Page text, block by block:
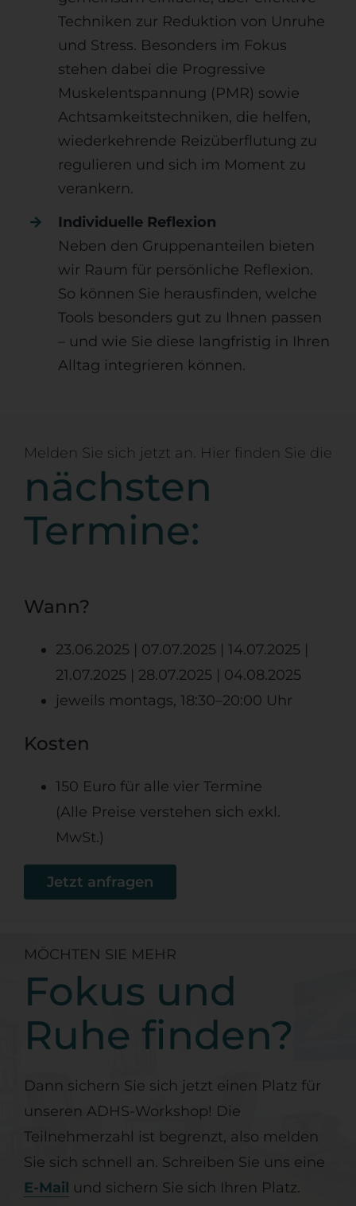
Techniken zur Reduktion von Unruhe
und Stress. Besonders im Fokus
stehen dabei die Progressive
Muskelentspannung (PMR) sowie
Achtsamkeitstechniken, die helfen,
wiederkehrende Reizüberflutung zu
regulieren und sich im Moment zu
verankern.
Individuelle Reflexion
Neben den Gruppenanteilen bieten
wir Raum für persönliche Reflexion.
So können Sie herausfinden, welche
Tools besonders gut zu Ihnen passen
– und wie Sie diese langfristig in Ihren
Alltag integrieren können.
Melden Sie sich jetzt an. Hier finden Sie die
nächsten
Termine:
Wann?
23.06.2025 | 07.07.2025 | 14.07.2025 |
21.07.2025 | 28.07.2025 | 04.08.2025
jeweils montags, 18:30–20:00 Uhr
Kosten
150 Euro für alle vier Termine
(Alle Preise verstehen sich exkl.
MwSt.)
Jetzt anfragen
MÖCHTEN SIE MEHR
Fokus und
Ruhe finden?
Dann sichern Sie sich jetzt einen Platz für
unseren ADHS-Workshop! Die
Teilnehmerzahl ist begrenzt, also melden
Sie sich schnell an. Schreiben Sie uns eine
E-Mail und sichern Sie sich Ihren Platz.